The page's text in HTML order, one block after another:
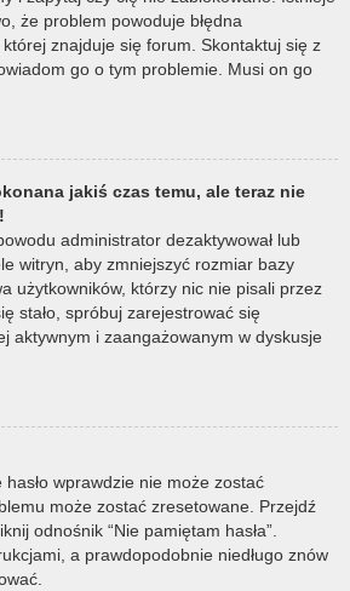
że problem powoduje błędna
znajduje się forum. Skontaktuj się z
go o tym problemie. Musi on go
jakiś czas temu, ale teraz nie
administrator dezaktywował lub
witryn, aby zmniejszyć rozmiar bazy
użytkowników, którzy nic nie pisali przez
stało, spróbuj zarejestrować się
aktywnym i zaangażowanym w dyskusje
wprawdzie nie może zostać
może zostać zresetowane. Przejdź
odnośnik “Nie pamiętam hasła”.
a prawdopodobnie niedługo znów